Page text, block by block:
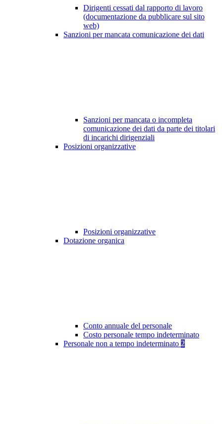
Dirigenti cessati dal rapporto di lavoro
(documentazione da pubblicare sul sito
web)
Sanzioni per mancata comunicazione dei dati
Sanzioni per mancata o incompleta
comunicazione dei dati da parte dei titolari
di incarichi dirigenziali
Posizioni organizzative
Posizioni organizzative
Dotazione organica
Conto annuale del personale
Costo personale tempo indeterminato
Personale non a tempo indeterminato 2